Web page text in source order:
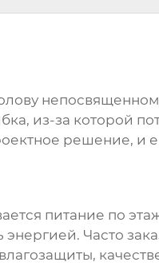
из-за которой
решение, и
питание по
Часто